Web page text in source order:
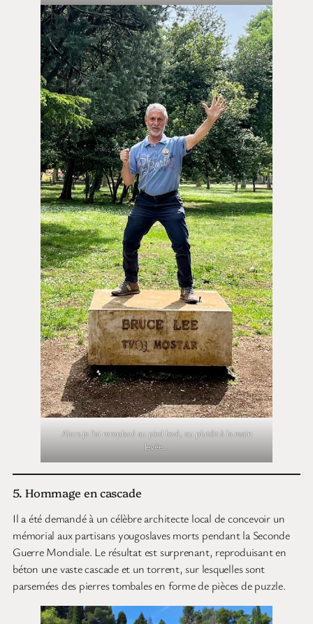
Alors je l’ai remplacé au pied levé, ou plutôt à la main
levée…
5. Hommage en cascade
Il a été demandé à un célèbre architecte local de concevoir un
mémorial aux partisans yougoslaves morts pendant la Seconde
Guerre Mondiale. Le résultat est surprenant, reproduisant en
béton une vaste cascade et un torrent, sur lesquelles sont
parsemées des pierres tombales en forme de pièces de puzzle.